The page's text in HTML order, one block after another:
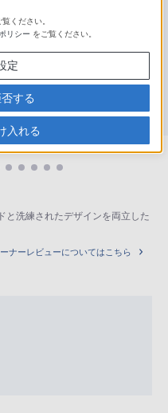
と洗練されたデザインを両立した
ナーレビューについてはこちら
覧ください。
リシー をご覧ください。
定
する
入れる